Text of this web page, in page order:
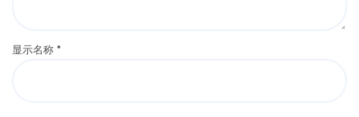
显示名称 *